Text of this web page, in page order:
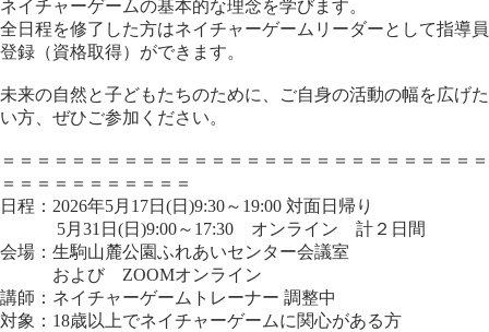
ネイチャーゲームの基本的な理念を学びます。
全日程を修了した方はネイチャーゲームリーダーとして指導員
登録（資格取得）ができます。
未来の自然と子どもたちのために、ご自身の活動の幅を広げた
い方、ぜひご参加ください。
＝＝＝＝＝＝＝＝＝＝＝＝＝＝＝＝＝＝＝＝＝＝＝＝＝＝＝＝
＝＝＝＝＝＝＝＝＝＝＝
日程：2026年5月17日(日)9:30～19:00 対面日帰り
5月31日(日)9:00～17:30 オンライン 計２日間
会場：生駒山麓公園ふれあいセンター会議室
および ZOOMオンライン
講師：ネイチャーゲームトレーナー 調整中
対象：18歳以上でネイチャーゲームに関心がある方